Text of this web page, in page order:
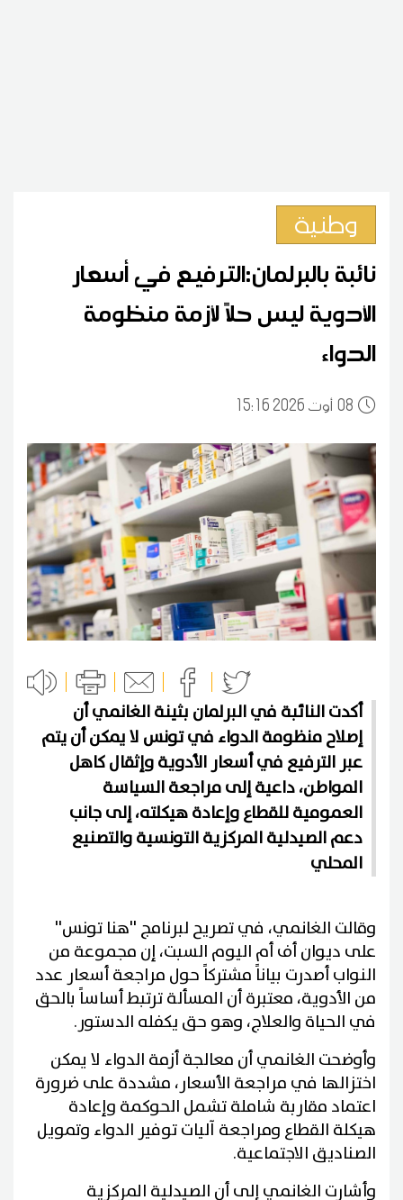
وطنية
نائبة بالبرلمان:الترفيع في أسعار
الأدوية ليس حلاً لأزمة منظومة
الدواء
0815:16 2026 أوت
أكدت النائبة في البرلمان بثينة الغانمي أن
إصلاح منظومة الدواء في تونس لا يمكن أن يتم
عبر الترفيع في أسعار الأدوية وإثقال كاهل
المواطن، داعية إلى مراجعة السياسة
العمومية للقطاع وإعادة هيكلته، إلى جانب
دعم الصيدلية المركزية التونسية والتصنيع
المحلي
وقالت الغانمي، في تصريح لبرنامج ''هنا تونس''
على ديوان أف أم اليوم السبت، إن مجموعة من
النواب أصدرت بياناً مشتركاً حول مراجعة أسعار عدد
من الأدوية، معتبرة أن المسألة ترتبط أساساً بالحق
في الحياة والعلاج، وهو حق يكفله الدستور.
وأوضحت الغانمي أن معالجة أزمة الدواء لا يمكن
اختزالها في مراجعة الأسعار، مشددة على ضرورة
اعتماد مقاربة شاملة تشمل الحوكمة وإعادة
هيكلة القطاع ومراجعة آليات توفير الدواء وتمويل
الصناديق الاجتماعية.
وأشارت الغانمي إلى أن الصيدلية المركزية